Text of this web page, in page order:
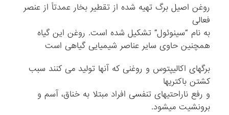
روغن اصیل برگ تهیه شده از تقطیر بخار عمدتاً از عنصر
فعالی
به نام “سینوئول” تشکیل شده است. روغن این گیاه
همچنین حاوی سایر عناصر شیمیایی گیاهی است
برگهای اکالیپتوس و روغنی که آنها تولید می کنند سبب
کشتن باکتریها
و رفع ناراحتیهای تنفسی افراد مبتلا به خناق، آسم و
برونشیت میشود.